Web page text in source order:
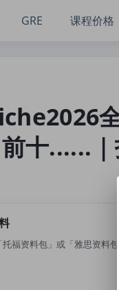
学竟跌出前十......｜
GRE 课程价格
十......
福资料包」或「雅思资料